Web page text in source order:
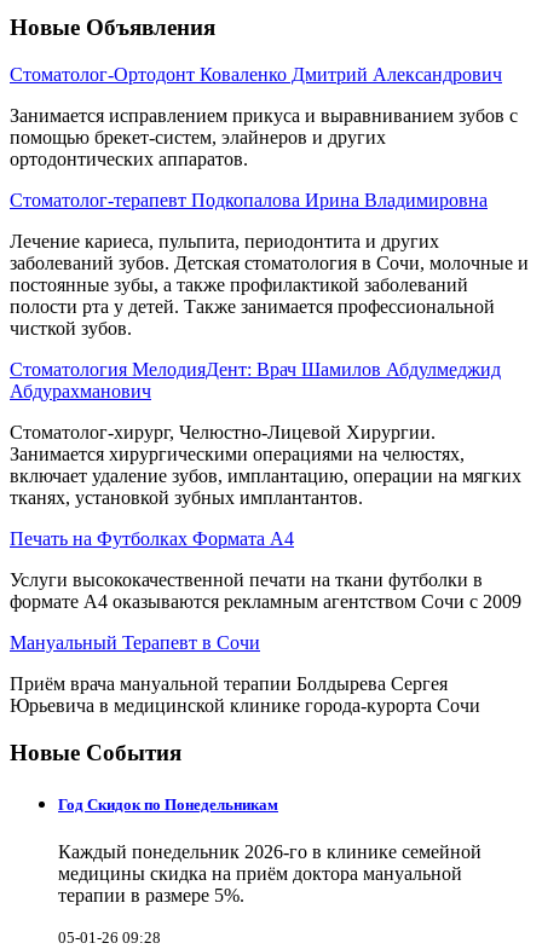
Новые Объявления
Стоматолог-Ортодонт Коваленко Дмитрий Александрович
Занимается исправлением прикуса и выравниванием зубов с
помощью брекет-систем, элайнеров и других
ортодонтических аппаратов.
Стоматолог-терапевт Подкопалова Ирина Владимировна
Лечение кариеса, пульпита, периодонтита и других
заболеваний зубов. Детская стоматология в Сочи, молочные и
постоянные зубы, а также профилактикой заболеваний
полости рта у детей. Также занимается профессиональной
чисткой зубов.
Стоматология МелодияДент: Врач Шамилов Абдулмеджид
Абдурахманович
Стоматолог-хирург, Челюстно-Лицевой Хирургии.
Занимается хирургическими операциями на челюстях,
включает удаление зубов, имплантацию, операции на мягких
тканях, установкой зубных имплантантов.
Печать на Футболках Формата А4
Услуги высококачественной печати на ткани футболки в
формате А4 оказываются рекламным агентством Сочи с 2009
Мануальный Терапевт в Сочи
Приём врача мануальной терапии Болдырева Сергея
Юрьевича в медицинской клинике города-курорта Сочи
Новые События
Год Скидок по Понедельникам
Каждый понедельник 2026-го в клинике семейной
медицины скидка на приём доктора мануальной
терапии в размере 5%.
05-01-26 09:28